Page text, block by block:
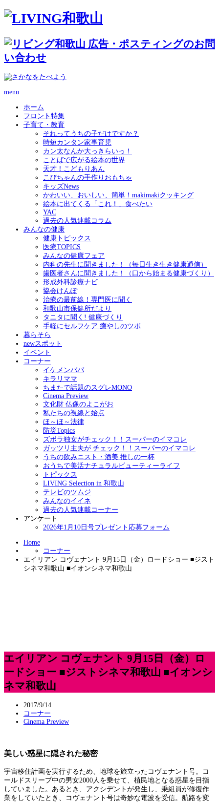
menu
ホーム
フロント特集
子育て・教育
それってうちの子だけですか？
時短カンタン家事育児
カン太なんか大っきらいっ！
ことばで広がる絵本の世界
天才！こどもりあん
こぴちゃんの手作りおもちゃ
キッズNews
かわいい、おいしい、簡単！makimakiクッキング
絵本に出てくる「これ！」食べたい
YAC
過去の人気連載コラム
みんなの健康
健康トピックス
医療TOPICS
みんなの健康フェア
内科の先生に聞きました！（毎日生き生き健康通信）
歯医者さんに聞きました！（口から始まる健康づくり）
形成外科診療ナビ
協会けんぽ
治療の最前線！専門医に聞く
和歌山市保健所だより
タニタに聞く! 健康づくり
手軽にセルフケア 癒やしのツボ
暮らそら
newスポット
イベント
コーナー
イケメンパパ
キラリママ
ちまたで話題のスグレMONO
Cinema Preview
文化財 仏像のよこがお
私たちの視線と始点
ほ～ほ～法律
防災Topics
ズボラ独女がチェック！！スーパーのイマコレ
ガッツリ主夫が チェック！！スーパーのイマコレ
うちの飲みニスト・酒美 推しの一杯
おうちで美活ナチュラルビューティーライフ
トピックス
LIVING Selection in 和歌山
テレビのツムジ
みんなのイイネ
過去の人気連載コーナー
アンケート
2026年1月10日号プレゼント応募フォーム
Home
コーナー
エイリアン コヴェナント 9月15日（金）ロードショー ■ジスト
シネマ和歌山 ■イオンシネマ和歌山
エイリアン コヴェナント 9月15日（金）ロ
ードショー ■ジストシネマ和歌山 ■イオンシ
ネマ和歌山
2017/9/14
コーナー
Cinema Preview
美しい惑星に隠された秘密
宇宙移住計画を実行するため、地球を旅立ったコヴェナント号。コ
ールドスリープ中の男女2000人を乗せて、植民地となる惑星を目指
していました。あるとき、アクシデントが発生し、乗組員が修復作
業をしていたとき、コヴェナント号は奇妙な電波を受信。航路を変